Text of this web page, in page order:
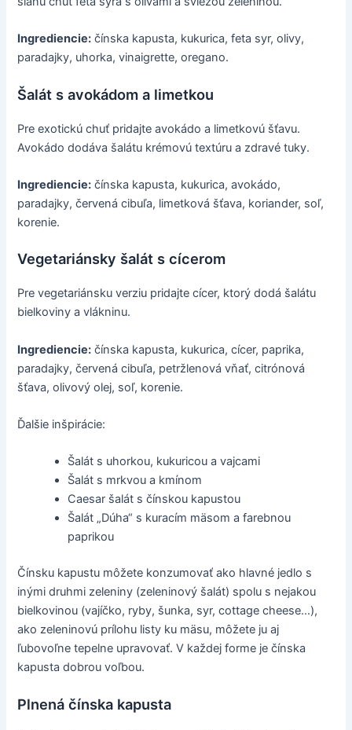
Ingrediencie: čínska kapusta, kukurica, feta syr, olivy,
paradajky, uhorka, vinaigrette, oregano.
Šalát s avokádom a limetkou
Pre exotickú chuť pridajte avokádo a limetkovú šťavu.
Avokádo dodáva šalátu krémovú textúru a zdravé tuky.
Ingrediencie: čínska kapusta, kukurica, avokádo,
paradajky, červená cibuľa, limetková šťava, koriander, soľ,
korenie.
Vegetariánsky šalát s cícerom
Pre vegetariánsku verziu pridajte cícer, ktorý dodá šalátu
bielkoviny a vlákninu.
Ingrediencie: čínska kapusta, kukurica, cícer, paprika,
paradajky, červená cibuľa, petržlenová vňať, citrónová
šťava, olivový olej, soľ, korenie.
Ďalšie inšpirácie:
Šalát s uhorkou, kukuricou a vajcami
Šalát s mrkvou a kmínom
Caesar šalát s čínskou kapustou
Šalát „Dúha“ s kuracím mäsom a farebnou
paprikou
Čínsku kapustu môžete konzumovať ako hlavné jedlo s
inými druhmi zeleniny (zeleninový šalát) spolu s nejakou
bielkovinou (vajíčko, ryby, šunka, syr, cottage cheese…),
ako zeleninovú prílohu listy ku mäsu, môžete ju aj
ľubovoľne tepelne upravovať. V každej forme je čínska
kapusta dobrou voľbou.
Plnená čínska kapusta